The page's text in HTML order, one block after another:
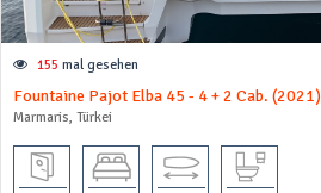
155 mal gesehen
Fountaine Pajot Elba 45 - 4 + 2 Cab. (2021)
Marmaris, Türkei